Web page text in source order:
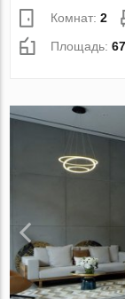
Комнат:2
Площадь: